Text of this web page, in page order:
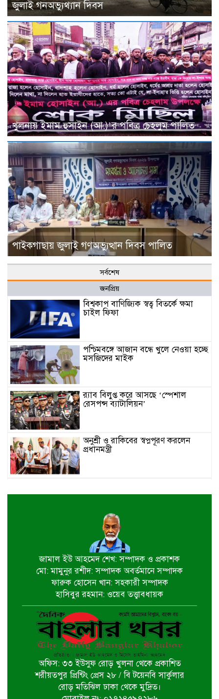
জুলাই গনঅভ্যুথ্যান দিবস
খুলনায় ইমাম হুসাইন (আ.)’র পবিত্র চেহলুম পালিত
পাইকগাছায় জুলাই গণঅভ্যুত্থান দিবস পালিত
সর্বশেষ
জনপ্রিয়
বিশ্বকাপ বাণিজ্যিক স্বত্ব বিতর্কে ক্ষমা
চাইল ফিফা
পশ্চিমবঙ্গে আজান বন্ধে খুলে নেওয়া হচ্ছে
মসজিদের মাইক
র‌্যাব বিলুপ্ত করে আসছে ‘স্পেশাল
রেসপন্স ব্যাটালিয়ন’
অনুশ্রী ও রাকিবের স্বপ্নপূরণ করলেন
প্রধানমন্ত্রী
জেলা কমিটির সভা অনুষ্ঠিত
পাইকগাছায় বাইসাইকেল, ভ্যান ও
সেলাই মেশিন বিতরণ
নির্বাচিত না হলেও নির্বাচনী প্রতিশ্রুতি
বাস্তবায়নে কাজ করছি- কপিল কৃষ্ণ মণ্ডল
বাগেরহাট খানজাহান আলী ডিগ্রি কলেজে
পালিত হয়নি জুলাই গনঅভ্যুথ্যান দিবস
খুলনায় ইমাম হুসাইন (আ.)’র পবিত্র
চেহলুম পালিত
জামাল ইউ আহমেদ শেখ: সম্পাদক ও প্রকাশক
মো: মামুনুর রশীদ: সম্পাদক অবর্তমানে সম্পাদক
ফারুক হোসেন খান: সহকারী সম্পাদক
হাসিবুর রহমান: ওয়েব তত্ত্বাবধায়ক
অফিস: ৩৩ ইউসুফ রোড় খুলনা থেকে প্রকাশিত
শরীয়তপুর প্রিন্টিং প্রেস ২৮ / বি টয়েনবি সার্কুলার
রোড় মতিঝিল ঢাকা থেকে মুদ্রিত।